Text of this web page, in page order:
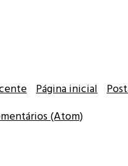
Página inicial
(Atom)